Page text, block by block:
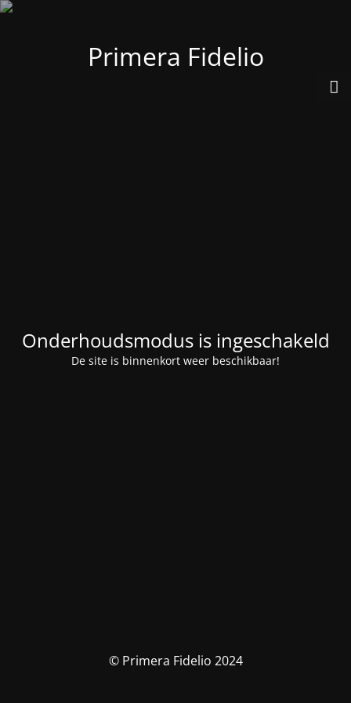
Primera Fidelio
Onderhoudsmodus is ingeschakeld
De site is binnenkort weer beschikbaar!
© Primera Fidelio 2024